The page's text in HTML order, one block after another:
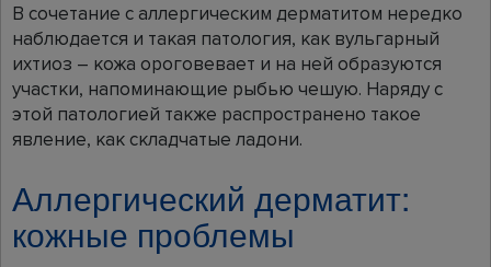
В сочетание с аллергическим дерматитом нередко
наблюдается и такая патология, как вульгарный
ихтиоз – кожа ороговевает и на ней образуются
участки, напоминающие рыбью чешую. Наряду с
этой патологией также распространено такое
явление, как складчатые ладони.
Аллергический дерматит:
кожные проблемы